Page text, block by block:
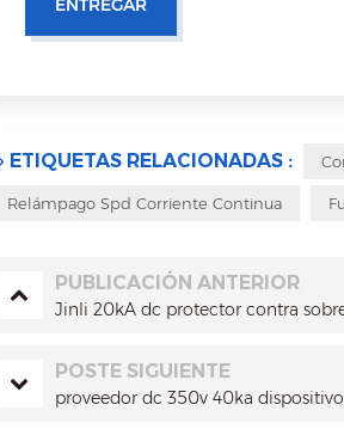
ETIQUETAS RELACIONADAS :
Relámpago Spd Corriente Continua
PUBLICACIÓN ANTERIOR
Jinli 20kA dc protector contra
POSTE SIGUIENTE
proveedor dc 350v 40ka